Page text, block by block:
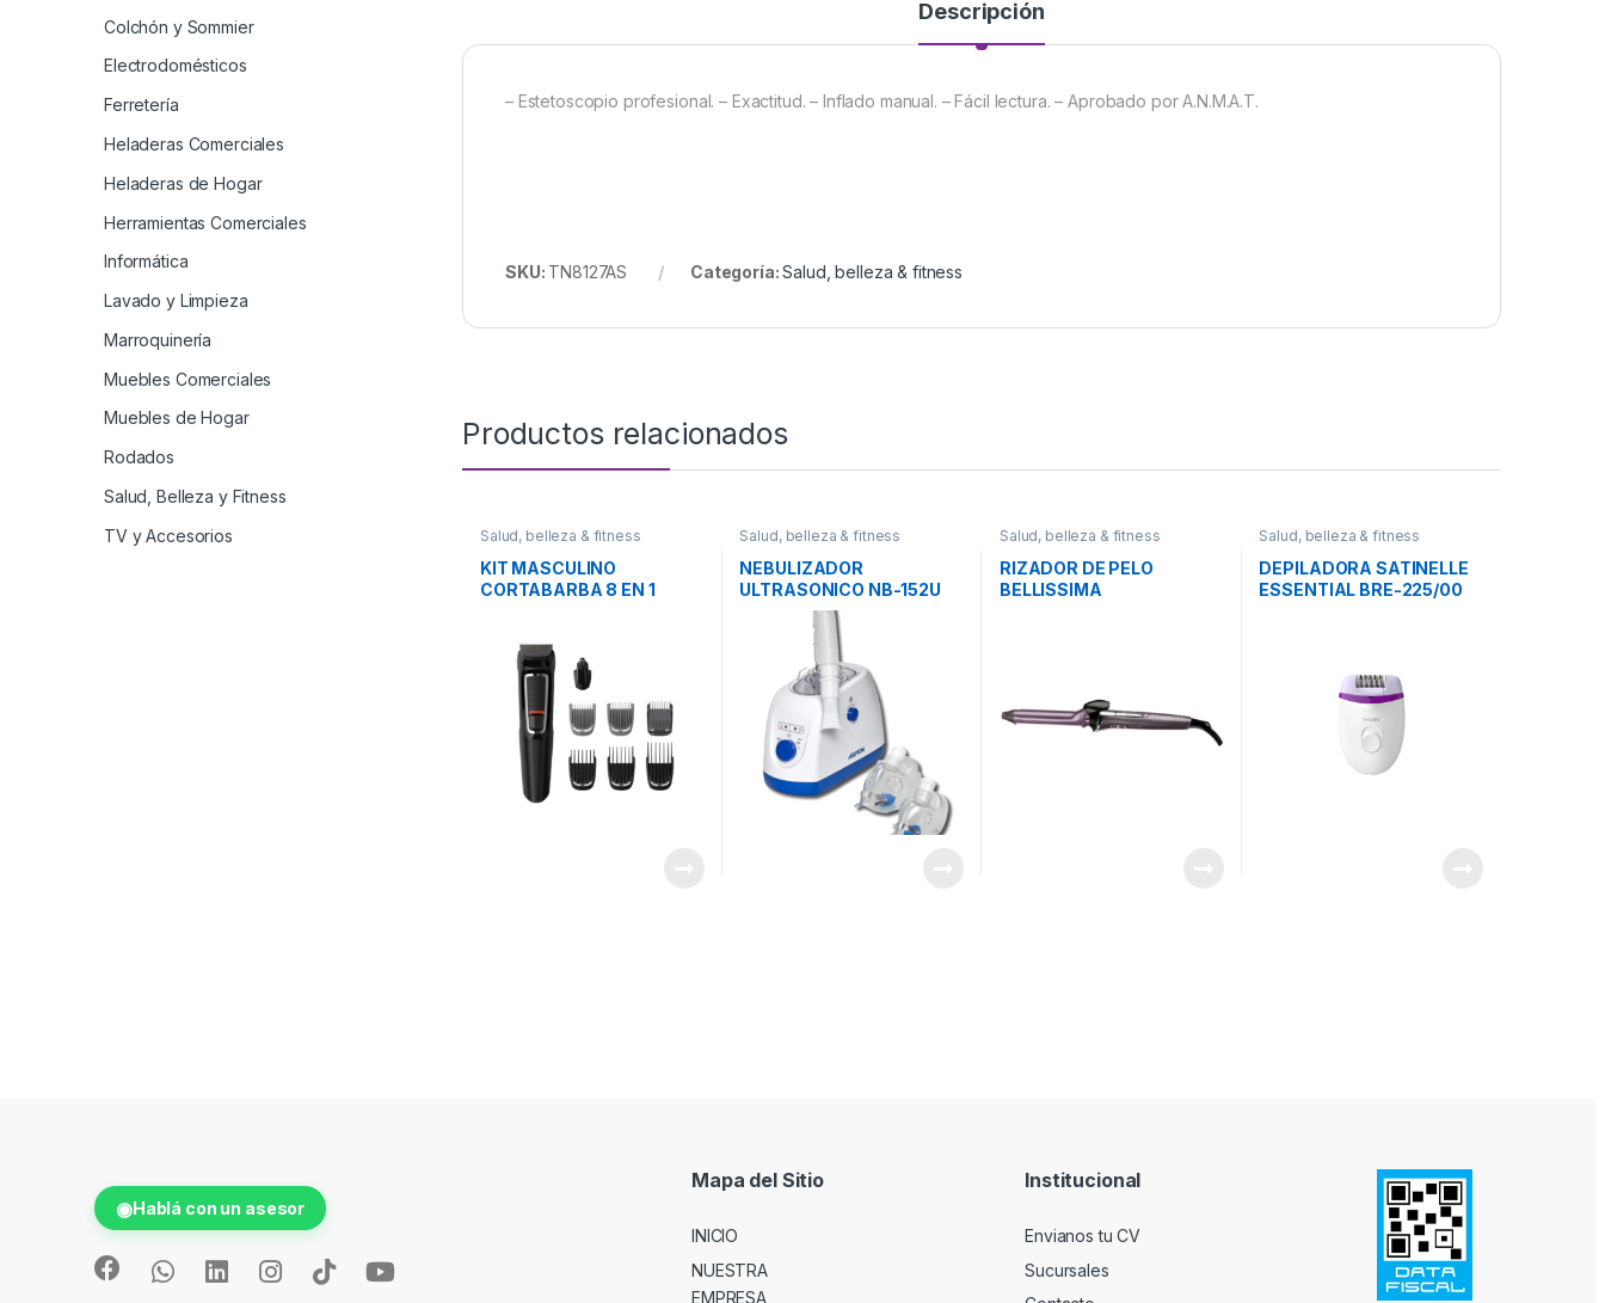
Descripción
– Estetoscopio profesional. – Exactitud. – Inflado manual. – Fácil lectura. – Aprobado por A.N.M.A.T.
SKU: TN8127AS Categoría:Salud, belleza & fitness
Productos relacionados
Salud, belleza & fitness
KIT MASCULINO
CORTABARBA 8 EN 1
Salud, belleza & fitness
NEBULIZADOR
ULTRASONICO NB-152U
Salud, belleza & fitness
RIZADOR DE PELO
BELLISSIMA
Salud, belleza & fitness
DEPILADORA SATINELLE
ESSENTIAL BRE-225/00
Colchón y Sommier
Electrodomésticos
Ferretería
Heladeras Comerciales
Heladeras de Hogar
Herramientas Comerciales
Informática
Lavado y Limpieza
Marroquinería
Muebles Comerciales
Muebles de Hogar
Rodados
Salud, Belleza y Fitness
TV y Accesorios
◉Hablá con un asesor
Mapa del Sitio
INICIO
NUESTRA
EMPRESA
Institucional
Envianos tu CV
Sucursales